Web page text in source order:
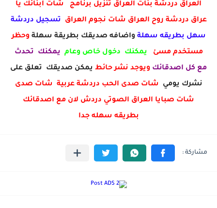
العراق دردشة بنات العراق تنزيل برنامج شات ابنائك يا
عراق دردشة روح العراق شات نجوم العراق تسجيل دردشة
سهل بطريقه سهلة واضافه صديقك بطريقة سهلة وحظر
مستخدم مسئ يمكنك دخول خاص وعام يمكنك تحدث
مع كل اصدقائك ويوجد نشر حائط يمكن صديقك تعلق على
نشرك يومي شات صدى الحب دردشة عربية شات صدى
شات صبايا العراق الصوتي دردش لان مع اصدقائك
بطريقه سهله جدا